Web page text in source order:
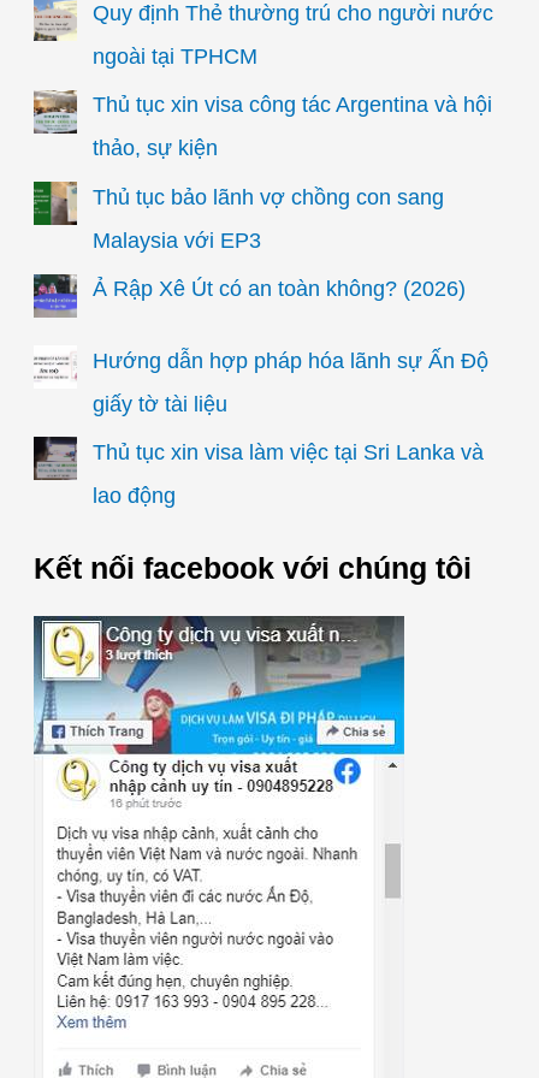
Quy định Thẻ thường trú cho người nước
ngoài tại TPHCM
Thủ tục xin visa công tác Argentina và hội
thảo, sự kiện
Thủ tục bảo lãnh vợ chồng con sang
Malaysia với EP3
Ả Rập Xê Út có an toàn không? (2026)
Hướng dẫn hợp pháp hóa lãnh sự Ấn Độ
giấy tờ tài liệu
Thủ tục xin visa làm việc tại Sri Lanka và
lao động
Kết nối facebook với chúng tôi